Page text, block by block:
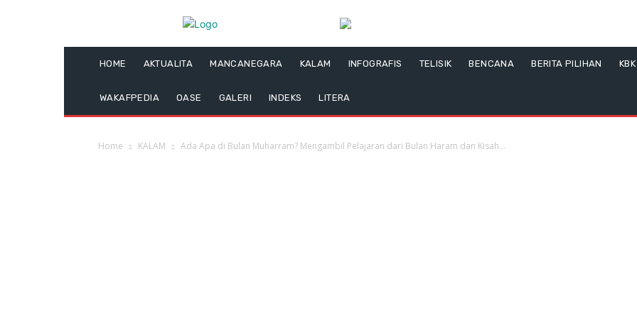
HOME AKTUALITA MANCANEGARA KALAM INFOGRAFIS TELISIK BENCANA BERITA PILIHAN
WAKAFPEDIA OASE GALERI INDEKS LITERA
Home KALAM Ada Apa di Bulan Muharram? Mengambil Pelajaran dari Bulan Haram dan Kisah...